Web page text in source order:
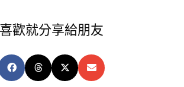
喜歡就分享給朋友